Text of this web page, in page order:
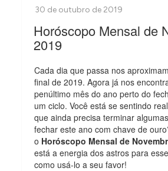
Horóscopo Mensal de
2019
Cada dia que passa nos
final de 2019. Agora já nos
penúltimo mês do ano perto do
um ciclo. Você está se sentindo
que ainda precisa terminar
fechar este ano com chave de
o Horóscopo Mensal de
está a energia dos astros para
como usá-lo a seu favor!